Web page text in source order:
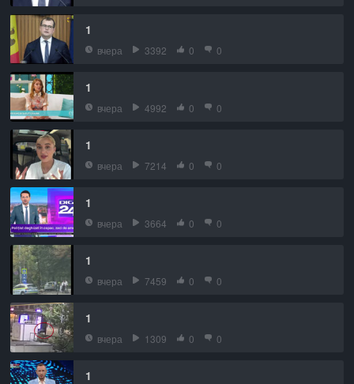
1
вчера 3392 0 0
1
вчера 4992 0 0
1
вчера 7214 0 0
1
вчера 3664 0 0
1
вчера 7459 0 0
1
вчера 1309 0 0
1